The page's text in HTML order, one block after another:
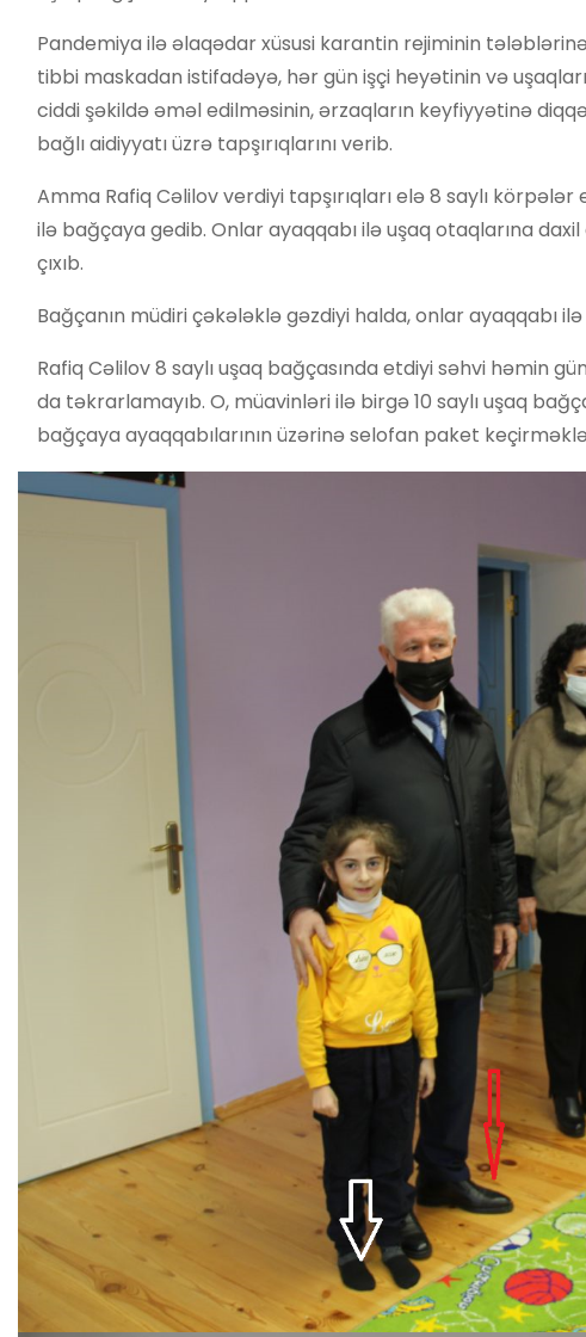
Pandemiya ilə əlaqədar xüsusi karantin rejiminin
tibbi maskadan istifadəyə, hər gün işçi heyətinin və
ciddi şəkildə əməl edilməsinin, ərzaqların keyfiyyətinə
bağlı aidiyyatı üzrə tapşırıqlarını verib.
Amma Rafiq Cəlilov verdiyi tapşırıqları elə 8 saylı
ilə bağçaya gedib. Onlar ayaqqabı ilə uşaq otaqlarına
çıxıb.
Bağçanın müdiri çəkələklə gəzdiyi halda, onlar ayaqqabı
Rafiq Cəlilov 8 saylı uşaq bağçasında etdiyi səhvi həmin
da təkrarlamayıb. O, müavinləri ilə birgə 10 saylı uşaq
bağçaya ayaqqabılarının üzərinə selofan paket